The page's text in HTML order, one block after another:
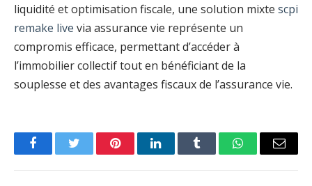
liquidité et optimisation fiscale, une solution mixte scpi
remake live via assurance vie représente un
compromis efficace, permettant d’accéder à
l’immobilier collectif tout en bénéficiant de la
souplesse et des avantages fiscaux de l’assurance vie.
FacebookTwitter PinterestLinkedInTumblr WhatsAppEmail